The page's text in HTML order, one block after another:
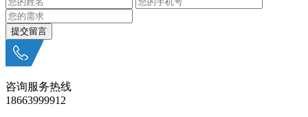
咨询服务热线
18663999912